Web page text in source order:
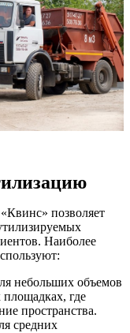
позволяет
Наиболее
небольших объемов
где
пространства.
средних